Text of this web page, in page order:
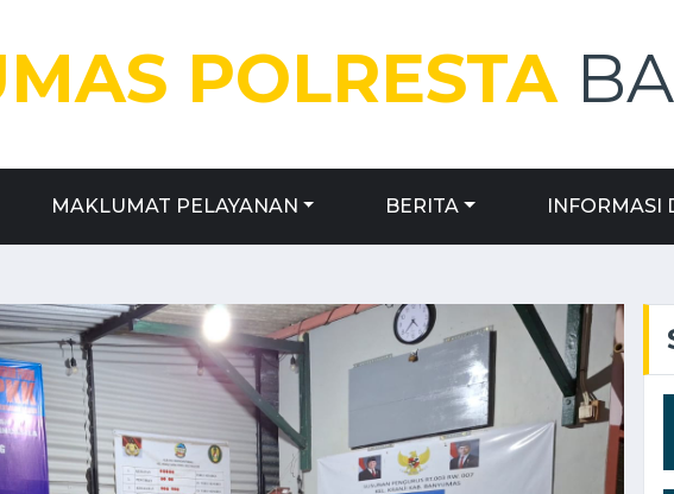
POLRESTA
MAKLUMAT PELAYANAN BERITA INFORMASI